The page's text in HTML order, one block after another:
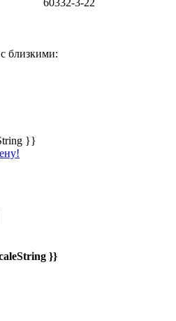
близкими:
}}
}}